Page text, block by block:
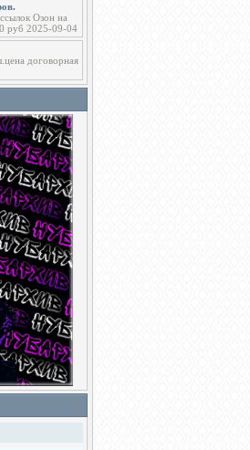
Озон на
руб 2025-09-04
договорная